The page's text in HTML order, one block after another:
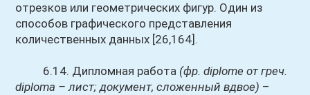
отрезков или геометрических фигур. Один из
способов графического представления
количественных данных [26,164].
6.14. Дипломная работа (фр. diplome от греч.
diploma – лист; документ, сложенный вдвое) –